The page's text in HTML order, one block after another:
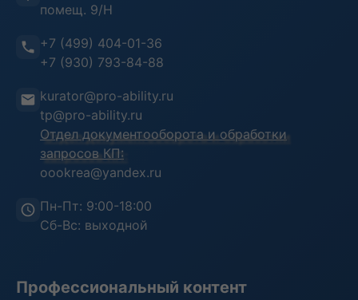
Информационная безопасность
Воинский учет
Отзывы клиентов
Преподаватели
Анкета слушателя
помещ. 9/Н
+7 (499) 404-01-36
+7 (930) 793-84-88
kurator@pro-ability.ru
tp@pro-ability.ru
Отдел документооборота и обработки
запросов КП:
oookrea@yandex.ru
Пн-Пт: 9:00-18:00
Сб-Вс: выходной
Профессиональный контент